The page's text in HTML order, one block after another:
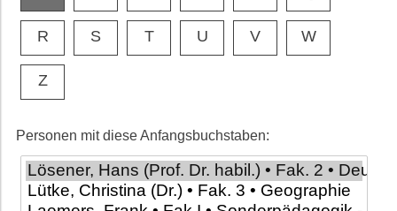
R S T U V W
Z
Personen mit diese Anfangsbuchstaben: